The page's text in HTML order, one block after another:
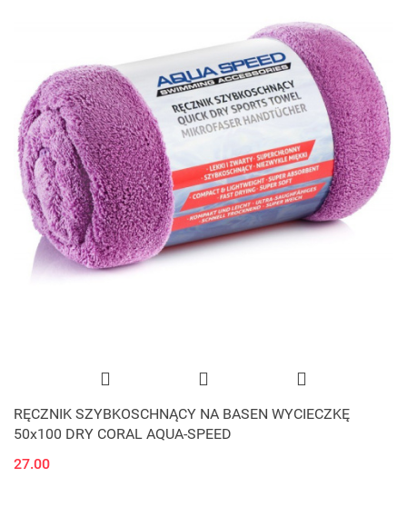
RĘCZNIK SZYBKOSCHNĄCY NA BASEN WYCIECZKĘ
50x100 DRY CORAL AQUA-SPEED
27.00